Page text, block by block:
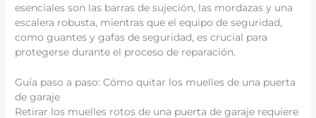
esenciales son las barras de sujeción, las mordazas y una
escalera robusta, mientras que el equipo de seguridad,
como guantes y gafas de seguridad, es crucial para
protegerse durante el proceso de reparación.
Guía paso a paso: Cómo quitar los muelles de una puerta
de garaje
Retirar los muelles rotos de una puerta de garaje requiere